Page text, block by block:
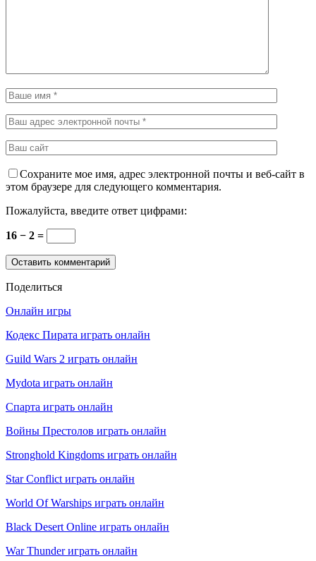
Сохраните мое имя, адрес электронной почты и веб-сайт в
этом браузере для следующего комментария.
Пожалуйста, введите ответ цифрами:
16 − 2 =
Поделиться
Онлайн игры
Кодекс Пирата играть онлайн
Guild Wars 2 играть онлайн
Mydota играть онлайн
Спарта играть онлайн
Войны Престолов играть онлайн
Stronghold Kingdoms играть онлайн
Star Conflict играть онлайн
World Of Warships играть онлайн
Black Desert Online играть онлайн
War Thunder играть онлайн